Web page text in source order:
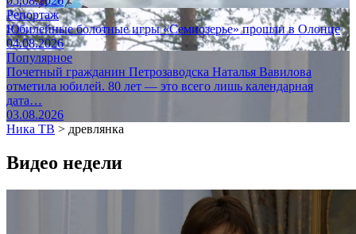
Репортаж
Юбилейные болотные игры «Семиозерье» прошли в Олонце
04.08.2026
Популярное
Почетный гражданин Петрозаводска Наталья Вавилова
отметила юбилей. 80 лет — это всего лишь календарная
дата…
03.08.2026
Ника ТВ > древлянка
Видео недели